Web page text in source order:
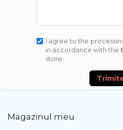
I agree to the
in accordance with the
store
Magazinul meu